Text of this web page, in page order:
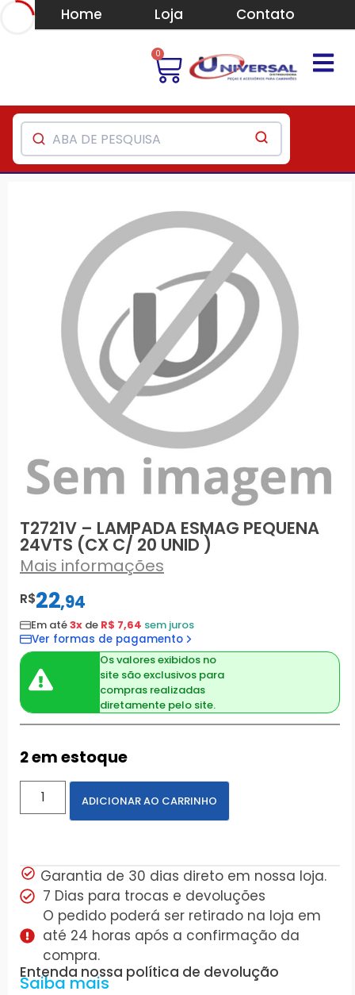
Home Loja Contato
0
T2721V – LAMPADA ESMAG PEQUENA
24VTS (CX C/ 20 UNID )
Mais informações
R$22,94
Em até3x de R$ 7,64 sem juros
Ver formas de pagamento
Os valores exibidos no
site são exclusivos para
compras realizadas
diretamente pelo site.
2 em estoque
ADICIONAR AO CARRINHO
Garantia de 30 dias direto em nossa loja.
7 Dias para trocas e devoluções
O pedido poderá ser retirado na loja em
até 24 horas após a confirmação da
compra.
Entenda nossa política de devolução
Saiba mais